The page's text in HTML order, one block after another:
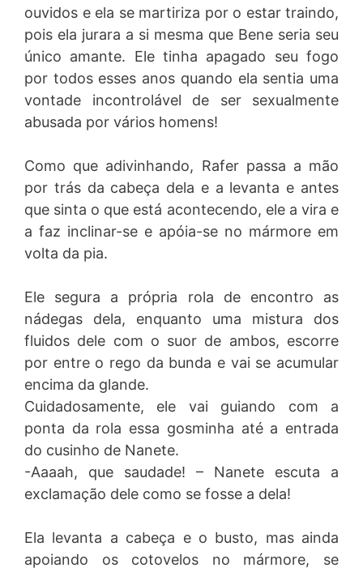
ouvidos e ela se martiriza por o estar traindo,
pois ela jurara a si mesma que Bene seria seu
único amante. Ele tinha apagado seu fogo
por todos esses anos quando ela sentia uma
vontade incontrolável de ser sexualmente
abusada por vários homens!
Como que adivinhando, Rafer passa a mão
por trás da cabeça dela e a levanta e antes
que sinta o que está acontecendo, ele a vira e
a faz inclinar-se e apóia-se no mármore em
volta da pia.
Ele segura a própria rola de encontro as
nádegas dela, enquanto uma mistura dos
fluidos dele com o suor de ambos, escorre
por entre o rego da bunda e vai se acumular
encima da glande.
Cuidadosamente, ele vai guiando com a
ponta da rola essa gosminha até a entrada
do cusinho de Nanete.
-Aaaah, que saudade! – Nanete escuta a
exclamação dele como se fosse a dela!
Ela levanta a cabeça e o busto, mas ainda
apoiando os cotovelos no mármore, se